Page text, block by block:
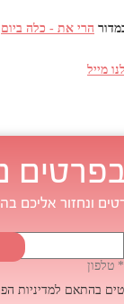
הרי את - כלה ביום
מייל
בפרטים
ונחזור אליכם
* טלפון
בהתאם למדיניות